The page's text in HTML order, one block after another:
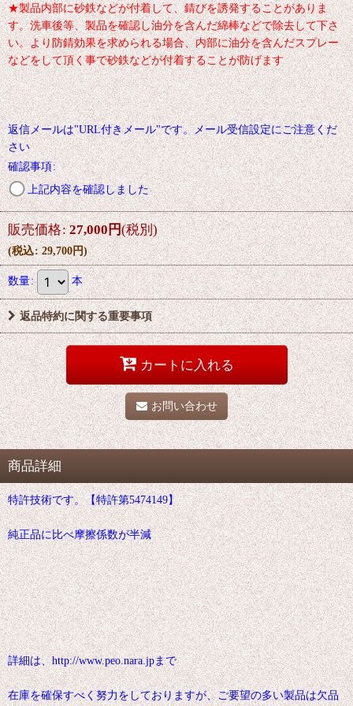
★製品内部に砂鉄などが付着して、錆びを誘発することがありま
す。洗車後等、製品を確認し油分を含んだ綿棒などで除去して下さ
い。より防錆効果を求められる場合、内部に油分を含んだスプレー
などをして頂く事で砂鉄などが付着することが防げます
返信メールは"URL付きメール"です。メール受信設定にご注意くだ
さい
確認事項:
上記内容を確認しました
販売価格: 27,000円(税別)
(税込: 29,700円)
数量: 本
返品特約に関する重要事項
カートに入れる
お問い合わせ
商品詳細
特許技術です。【特許第5474149】
純正品に比べ摩擦係数が半減
詳細は、http://www.peo.nara.jpまで
在庫を確保すべく努力をしておりますが、ご要望の多い製品は欠品